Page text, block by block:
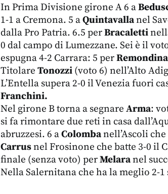
In Prima Divisione girone A 6 a
1-1 a Cremona. 5 aQuintavallanel
dalla Pro Patria. 6.5 perBracaletti
0 dal campo di Lumezzane. Sei è il
espugna 4-2 Carrara: 5 perRemondina
Titolare Tonozzi (voto 6) nell’Alto
L’Entella supera 2-0 il Venezia fuori
Franchini.
Nel girone B torna a segnare Arma:
si fa rimontare due reti in casa
abruzzesi. 6 aColombanell’Ascoli
Carrusnel Frosinone che batte 3-0 il
finale (senza voto) perMelaranel
Nella Salernitana che ha la meglio 2-